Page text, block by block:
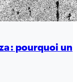
: pourquoi un